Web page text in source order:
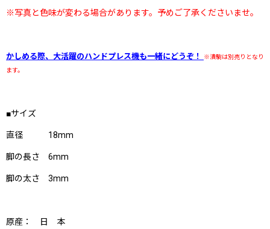
※写真と色味が変わる場合があります。予めご了承くださいませ。
かしめる際、大活躍のハンドプレス機も一緒にどうぞ！
※潰駒は別売りとなり
ます。
■サイズ
直径 18mm
脚の長さ 6mm
脚の太さ 3mm
原産： 日 本